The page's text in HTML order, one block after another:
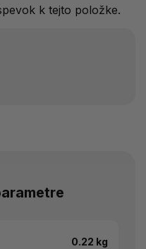
k tejto položke.
0.22 kg